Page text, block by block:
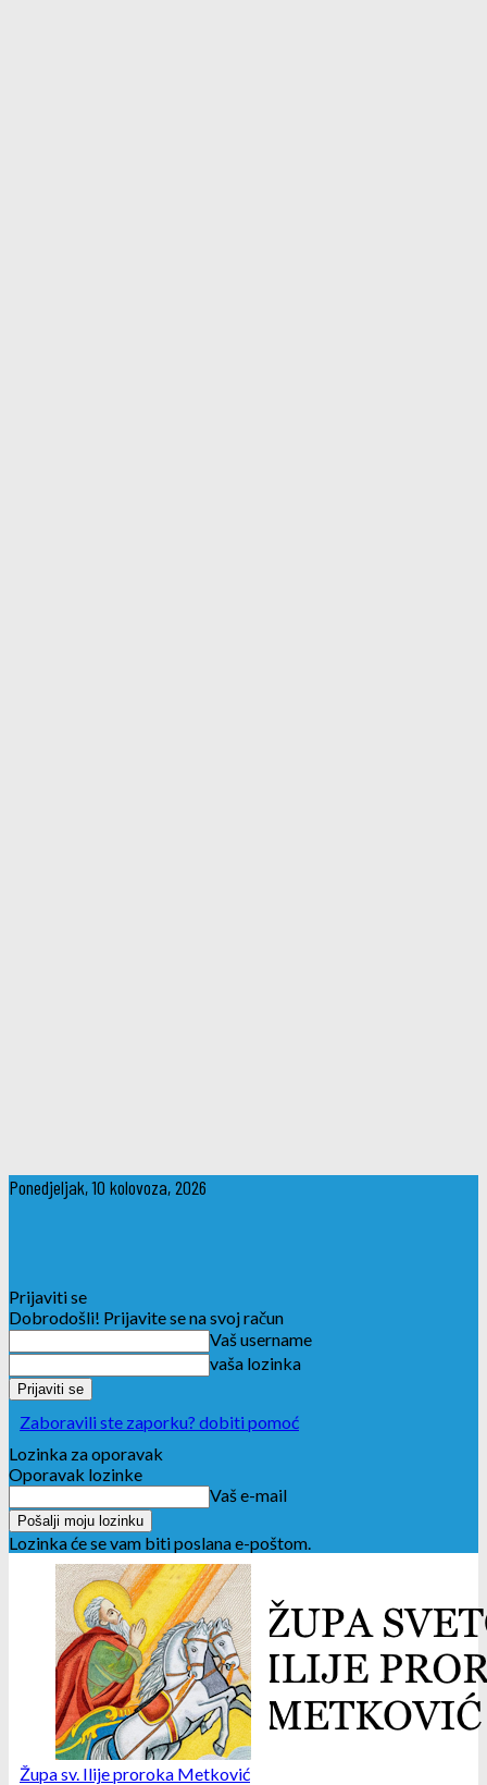
Ponedjeljak, 10 kolovoza, 2026
Prijaviti se
Dobrodošli! Prijavite se na svoj račun
Vaš username
vaša lozinka
Zaboravili ste zaporku? dobiti pomoć
Lozinka za oporavak
Oporavak lozinke
Vaš e-mail
Lozinka će se vam biti poslana e-poštom.
Župa sv. Ilije proroka Metković